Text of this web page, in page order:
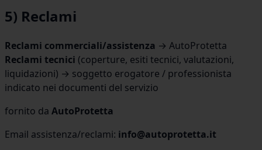
5) Reclami
Reclami commerciali/assistenza → AutoProtetta
Reclami tecnici (coperture, esiti tecnici, valutazioni,
liquidazioni) → soggetto erogatore / professionista
indicato nei documenti del servizio
fornito da AutoProtetta
Email assistenza/reclami: info@autoprotetta.it